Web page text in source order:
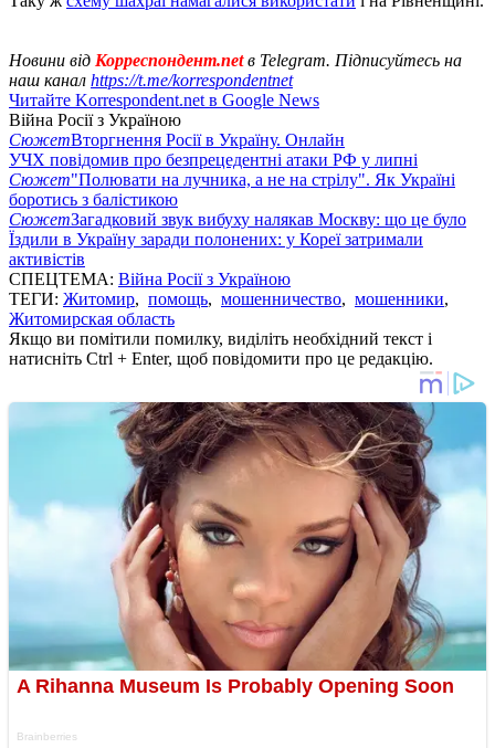
Новини від Корреспондент.netв Telegram. Підписуйтесь на
наш канал https://t.me/korrespondentnet
Читайте Korrespondent.net в Google News
Війна Росії з Україною
СюжетВторгнення Росії в Україну. Онлайн
УЧХ повідомив про безпрецедентні атаки РФ у липні
Сюжет"Полювати на лучника, а не на стрілу". Як Україні
боротись з балістикою
СюжетЗагадковий звук вибуху налякав Москву: що це було
Їздили в Україну заради полонених: у Кореї затримали
активістів
СПЕЦТЕМА: Війна Росії з Україною
ТЕГИ: Житомир, помощь, мошенничество, мошенники,
Житомирская область
Якщо ви помітили помилку, виділіть необхідний текст і
натисніть Ctrl + Enter, щоб повідомити про це редакцію.